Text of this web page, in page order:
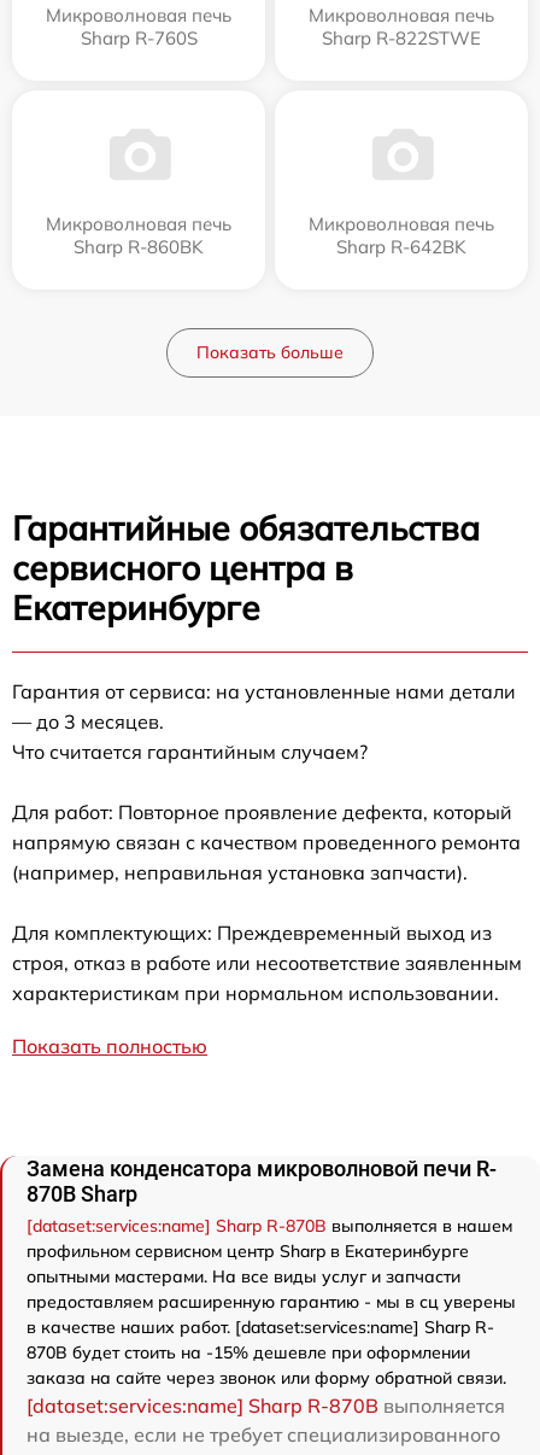
Микроволновая печь
Sharp R-760S
Микроволновая печь
Sharp R-822STWE
Микроволновая печь
Sharp R-860BK
Микроволновая печь
Sharp R-642BK
Показать больше
Гарантийные обязательства
сервисного центра в
Екатеринбурге
Гарантия от сервиса: на установленные нами детали
— до 3 месяцев.
Что считается гарантийным случаем?
Для работ: Повторное проявление дефекта, который
напрямую связан с качеством проведенного ремонта
(например, неправильная установка запчасти).
Для комплектующих: Преждевременный выход из
строя, отказ в работе или несоответствие заявленным
характеристикам при нормальном использовании.
Показать полностью
Замена конденсатора микроволновой печи R-
870B Sharp
[dataset:services:name] Sharp R-870B выполняется в нашем
профильном сервисном центр Sharp в Екатеринбурге
опытными мастерами. На все виды услуг и запчасти
предоставляем расширенную гарантию - мы в сц уверены
в качестве наших работ. [dataset:services:name] Sharp R-
870B будет стоить на -15% дешевле при оформлении
заказа на сайте через звонок или форму обратной связи.
[dataset:services:name] Sharp R-870B выполняется
на выезде, если не требует специализированного